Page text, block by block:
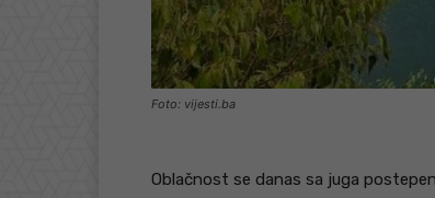
Foto: vijesti.ba
Oblačnost se danas sa juga